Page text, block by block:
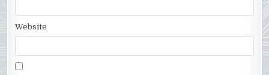
Website